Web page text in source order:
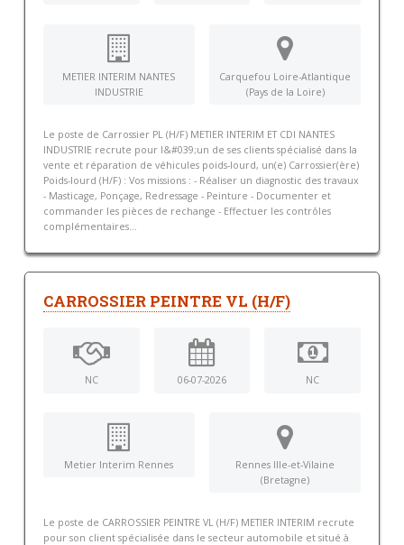
METIER INTERIM NANTES
INDUSTRIE
Carquefou Loire-Atlantique
(Pays de la Loire)
Le poste de Carrossier PL (H/F) METIER INTERIM ET CDI NANTES
INDUSTRIE recrute pour l&#039;un de ses clients spécialisé dans la
vente et réparation de véhicules poids-lourd, un(e) Carrossier(ère)
Poids-lourd (H/F) : Vos missions : - Réaliser un diagnostic des travaux
- Masticage, Ponçage, Redressage - Peinture - Documenter et
commander les pièces de rechange - Effectuer les contrôles
complémentaires...
CARROSSIER PEINTRE VL (H/F)
NC 06-07-2026 NC
Metier Interim Rennes
Rennes Ille-et-Vilaine
(Bretagne)
Le poste de CARROSSIER PEINTRE VL (H/F) METIER INTERIM recrute
pour son client spécialisée dans le secteur automobile et situé à